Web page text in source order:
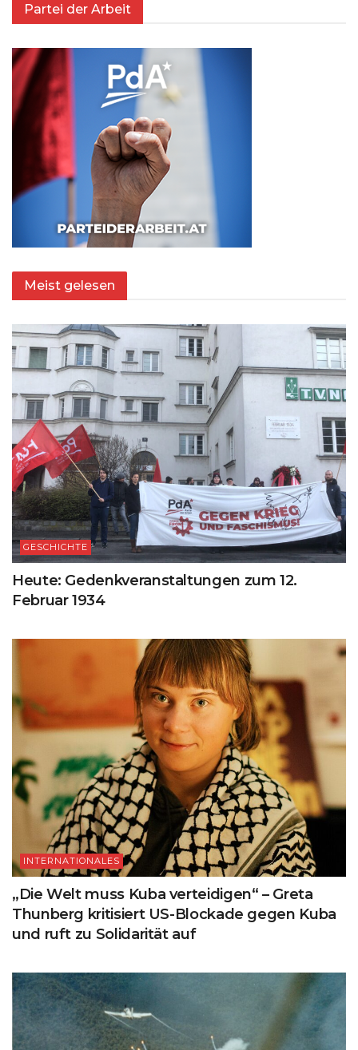
Partei der Arbeit
Meist gelesen
GESCHICHTE
Heute: Gedenkveranstaltungen zum 12.
Februar 1934
INTERNATIONALES
„Die Welt muss Kuba verteidigen“ – Greta
Thunberg kritisiert US-Blockade gegen Kuba
und ruft zu Solidarität auf